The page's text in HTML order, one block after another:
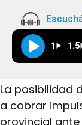
1 1.5
La posibilidad
a cobrar
provincial